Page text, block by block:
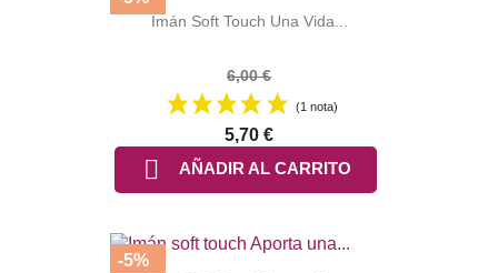
Imán Soft Touch Una Vida...
6,00 €
(1 nota)
5,70 €
 AÑADIR AL CARRITO
-5%